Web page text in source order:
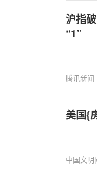
沪指
“1”
腾讯新闻
美国{
中国文明